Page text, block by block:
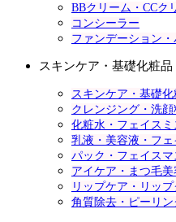
BBクリーム・CCク
コンシーラー
ファンデーション・
スキンケア・基礎化粧品
スキンケア・基礎
クレンジング・洗顔
化粧水・フェイス
乳液・美容液・フ
パック・フェイスマ
アイケア・まつ毛美
リップケア・リッ
角質除去・ピーリン